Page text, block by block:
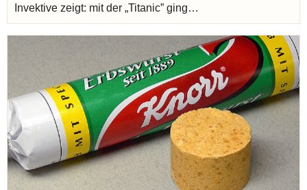
Invektive zeigt: mit der „Titanic” ging…